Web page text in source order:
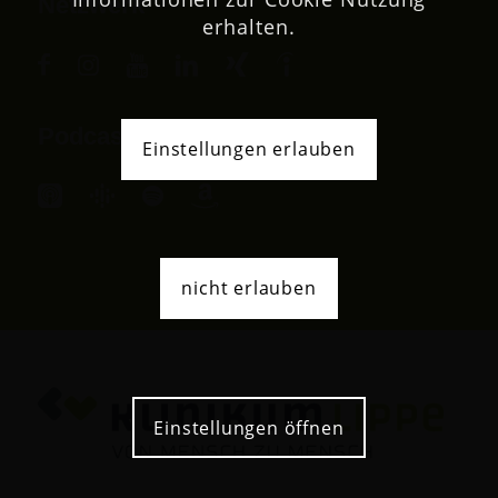
erhalten.
Einstellungen erlauben
nicht erlauben
Einstellungen öffnen